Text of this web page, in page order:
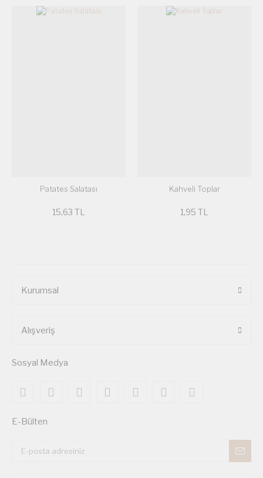
Patates Salatası
15,63 TL
Kahveli Toplar
1,95 TL
Kurumsal
Alışveriş
Sosyal Medya
E-Bülten